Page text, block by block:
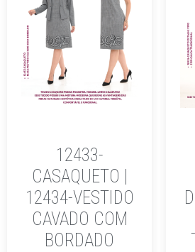
12433-
CASAQUETO |
12434-VESTIDO
CAVADO COM
BORDADO